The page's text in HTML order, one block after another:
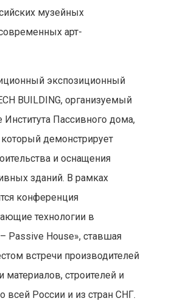
музейных
арт-
экспозиционный
BUILDING, организуемый
Пассивного дома,
демонстрирует
и оснащения
зданий. В рамках
конференция
технологии в
Passive House», ставшая
встречи производителей
материалов, строителей и
всей России и из стран СНГ.